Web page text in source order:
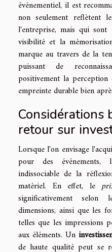
événementiel, il est
non seulement reflètent
l'entreprise, mais qui
visibilité et la
marque au travers de la
puissant de
positivement la
empreinte durable bien
Considérations
retour sur
Lorsque l'on envisage
pour des
indissociable de la
matériel. En effet, le
significativement selon
dimensions, ainsi que les
telles que les impressions
aux éléments. Un
de haute qualité peut se